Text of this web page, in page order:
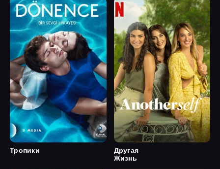
Тропики
Другая
Жизнь